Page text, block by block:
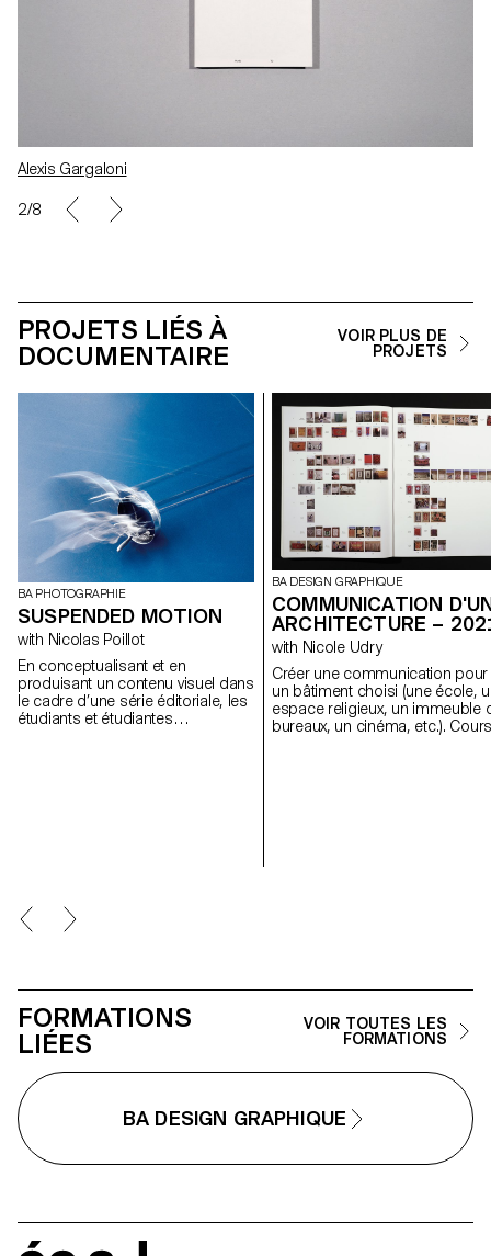
Alexis Gargaloni
2/8
PROJETS LIÉS À
DOCUMENTAIRE
VOIR PLUS DE
PROJETS
BA PHOTOGRAPHIE
SUSPENDED MOTION
with Nicolas Poillot
En conceptualisant et en
produisant un contenu visuel dans
le cadre d’une série éditoriale, les
étudiants et étudiantes
BA DESIGN GRAPHIQUE
COMMUNICATION
ARCHITECTURE –
with Nicole Udry
Créer une communication pour
un bâtiment choisi (une école,
espace religieux, un immeuble
bureaux, un cinéma, etc.).
FORMATIONS
LIÉES
VOIR TOUTES LES
FORMATIONS
BA DESIGN GRAPHIQUE